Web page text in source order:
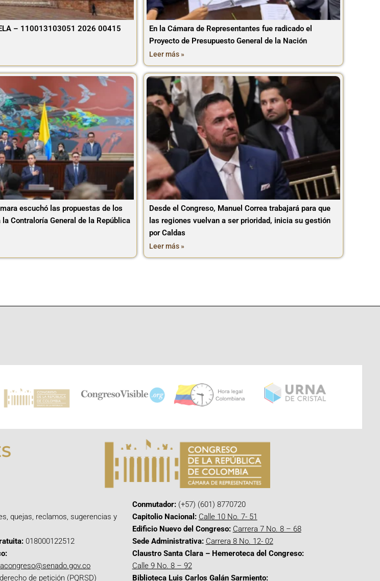
– 110013103051 2026 00415
En la Cámara de Representantes fue radicado el
Proyecto de Presupuesto General de la Nación
Leer más »
escuchó las propuestas de los
Contraloría General de la República
Desde el Congreso, Manuel Correa trabajará para que
las regiones vuelvan a ser prioridad, inicia su gestión
por Caldas
Leer más »
quejas, reclamos, sugerencias y
018000122512
de petición (PQRSD)
Conmutador:(+57) (601) 8770720
Capitolio Nacional: Calle 10 No. 7- 51
Edificio Nuevo del Congreso: Carrera 7 No. 8 – 68
Sede Administrativa: Carrera 8 No. 12- 02
Claustro Santa Clara – Hemeroteca del Congreso:
Calle 9 No. 8 – 92
Biblioteca Luis Carlos Galán Sarmiento: